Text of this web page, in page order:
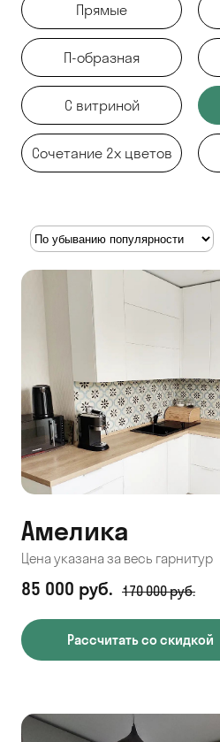
Прямые
П-образная
С витриной
Сочетание 2х цветов
Амелика
Цена указана за весь гарнитур
85 000 руб. 170 000 руб.
Рассчитать со скидкой